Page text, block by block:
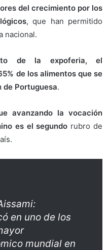
del crecimiento por los
, que han permitido
nacional.
de la expoferia, el
de los alimentos que se
de Portuguesa.
avanzando la vocación
es el segundo rubro de
en uno de los
mundial en